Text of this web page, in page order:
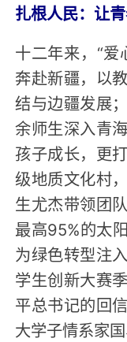
扎根人民：让
十二年来，“
奔赴新疆，以
结与边疆发展
余师生深入青
孩子成长，更
级地质文化村
生尤杰带领团
最高95%的太
为绿色转型注
学生创新大赛
平总书记的回
大学子情系家